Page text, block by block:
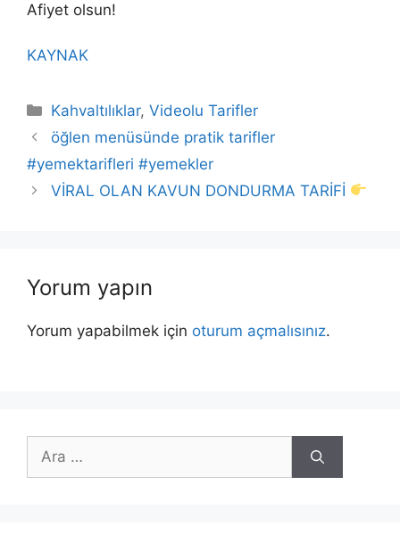
Afiyet olsun!
KAYNAK
Kategoriler
Kahvaltılıklar,Videolu Tarifler
öğlen menüsünde pratik tarifler
#yemektarifleri #yemekler
VİRAL OLAN KAVUN DONDURMA TARİFİ
Yorum yapın
Yorum yapabilmek için oturum açmalısınız.
için